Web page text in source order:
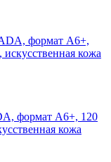
формат А6+, 120
кожа